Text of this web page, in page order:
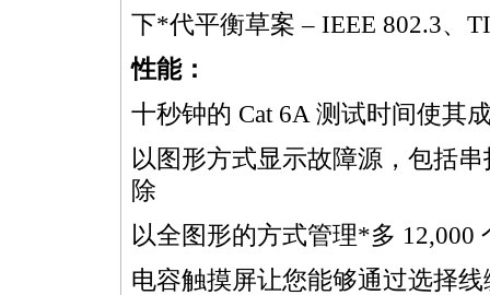
下*代平衡草案 – IEEE 802.3、
性能：
十秒钟的 Cat 6A 测试时间使其
以图形方式显示故障源，包括
除
以全图形的方式管理*多 12,000
电容触摸屏让您能够通过选择